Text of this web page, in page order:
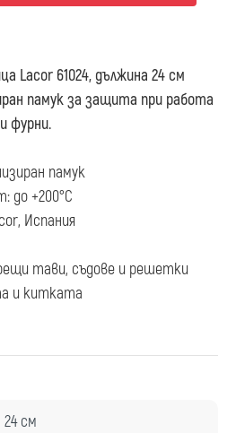
Lacor 61024, дължина 24 см
памук за защита при работа
фурни.
памук
до +200°С
Испания
тави, съдове и решетки
и китката
24 см